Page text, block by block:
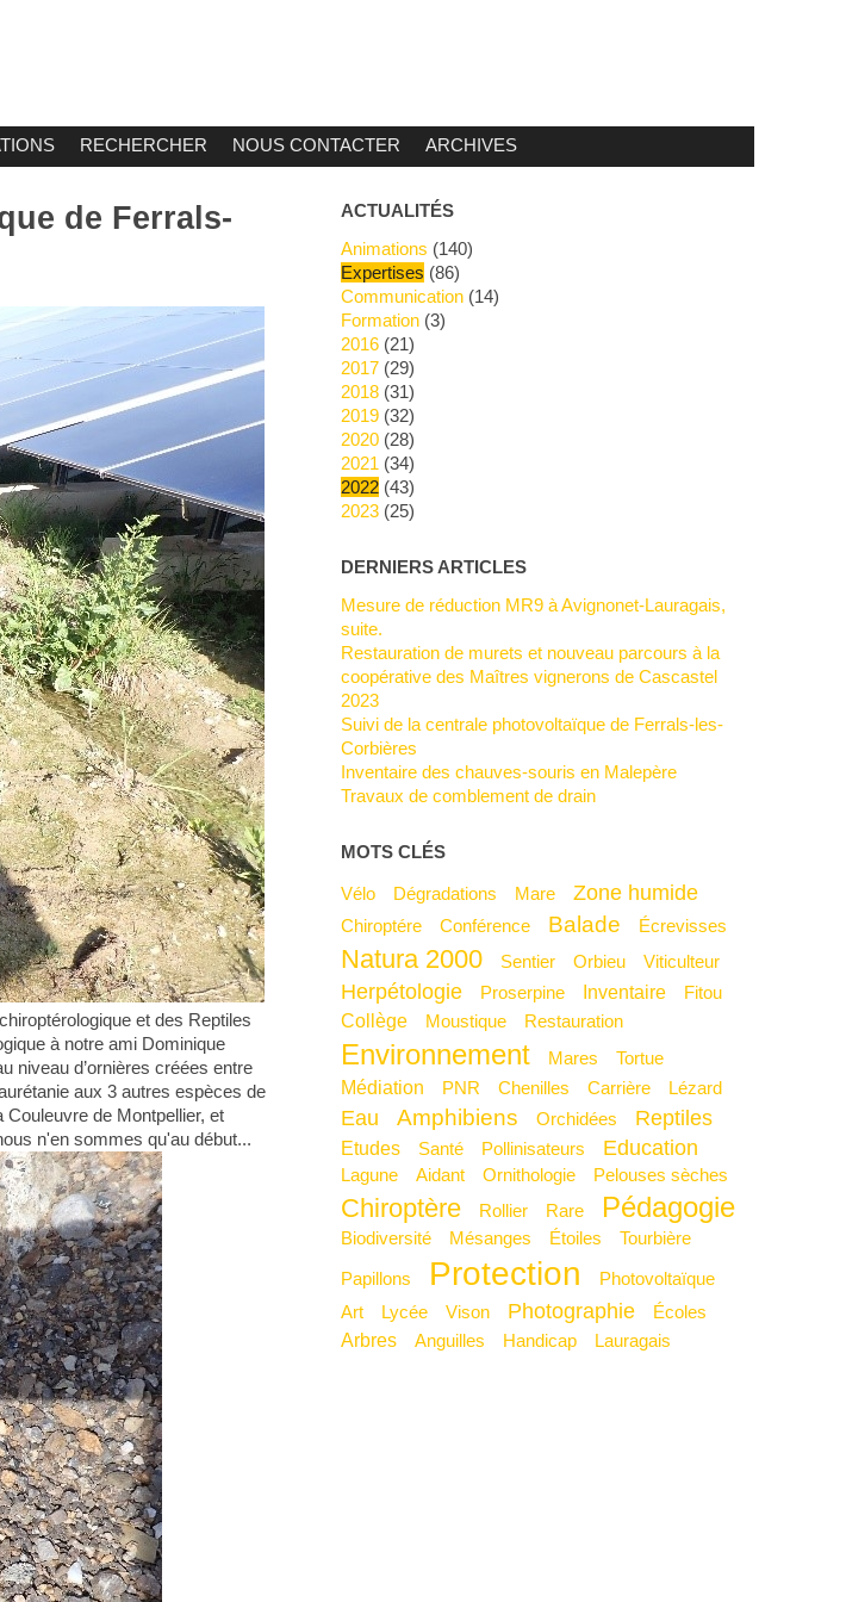
RECHERCHER NOUS CONTACTER ARCHIVES
de Ferrals-
et des Reptiles
à notre ami Dominique
niveau d’ornières créées entre
aux 3 autres espèces de
de Montpellier, et
n'en sommes qu'au début...
ACTUALITÉS
Animations (140)
Expertises (86)
Communication (14)
Formation (3)
2016 (21)
2017 (29)
2018 (31)
2019 (32)
2020 (28)
2021 (34)
2022 (43)
2023 (25)
DERNIERS ARTICLES
Mesure de réduction MR9 à Avignonet-Lauragais,
suite.
Restauration de murets et nouveau parcours à la
coopérative des Maîtres vignerons de Cascastel
2023
Suivi de la centrale photovoltaïque de Ferrals-les-
Corbières
Inventaire des chauves-souris en Malepère
Travaux de comblement de drain
MOTS CLÉS
Vélo Dégradations mare Zone humide
Chiroptére Conférence Balade Écrevisses
Natura 2000 Sentier Orbieu Viticulteur
Herpétologie Proserpine Inventaire Fitou
Collège Moustique Restauration
Environnement Mares Tortue
Médiation PNR Chenilles Carrière Lézard
Eau Amphibiens Orchidées Reptiles
Etudes Santé Pollinisateurs Education
Lagune Aidant Ornithologie Pelouses sèches
Chiroptère Rollier Rare Pédagogie
Biodiversité Mésanges Étoiles
Tourbière
Papillons
Protection
Photovoltaïque
Art
Lycée Vison Photographie Écoles
Arbres Anguilles Handicap Lauragais